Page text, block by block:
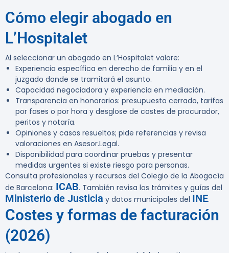
Cómo elegir abogado en
L’Hospitalet
Al seleccionar un abogado en L’Hospitalet valore:
Experiencia específica en derecho de familia y en el
juzgado donde se tramitará el asunto.
Capacidad negociadora y experiencia en mediación.
Transparencia en honorarios: presupuesto cerrado, tarifas
por fases o por hora y desglose de costes de procurador,
peritos y notaría.
Opiniones y casos resueltos; pide referencias y revisa
valoraciones en Asesor.Legal.
Disponibilidad para coordinar pruebas y presentar
medidas urgentes si existe riesgo para personas.
Consulta profesionales y recursos del Colegio de la Abogacía
de Barcelona: ICAB. También revisa los trámites y guías del
Ministerio de Justicia y datos municipales del INE.
Costes y formas de facturación
(2026)